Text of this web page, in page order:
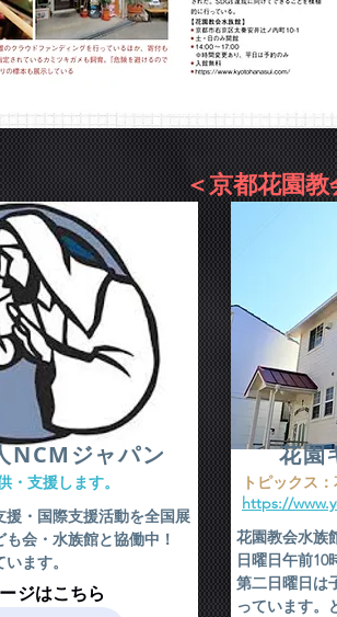
＜京都花園
NCMジャパン
・支援します。
援・国際支援活動を全国展
会・水族館と協働中！
ます。
ジはこちら
花園
トピックス
https://
花園教会水族
日曜日午前
第二日曜日は
っています。